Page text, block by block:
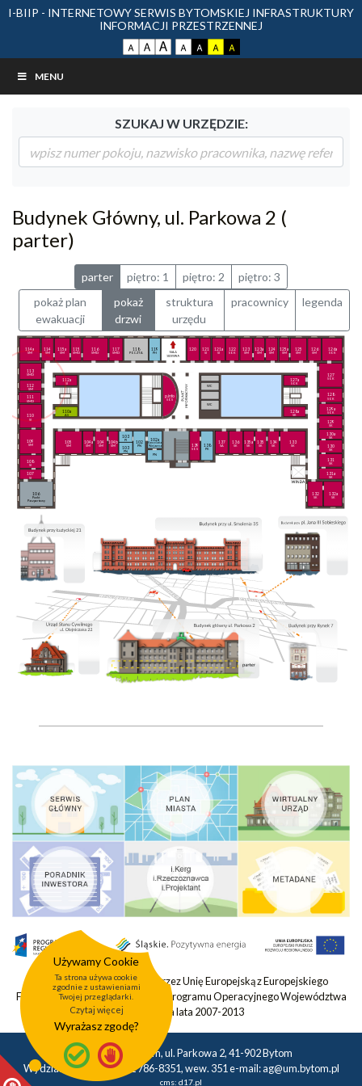
I-BIIP - INTERNETOWY SERWIS BYTOMSKIEJ INFRASTRUKTURY
INFORMACJI PRZESTRZENNEJ
MENU
SZUKAJ W URZĘDZIE:
Budynek Główny, ul. Parkowa 2 (
parter)
parter piętro: 1 piętro: 2
piętro: 3
pokaż plan
ewakuacji
pokaż
drzwi
struktura
urzędu
pracownicy legenda
PN
WC
WC
102
PN
102a
Kancelaria
Niejawna
103
PI
103
PN
104
SM
104a
SM
104b
SM
105
SM
106
Punkt
Paszportowy
107
SI
108
SI
109
SM
110
SI
110a
AS
111
SMD
112a
SI
113
SMD
114
SM
114a
SM
115
SMD
115a
SM
116
SMD
117
SMD
118
POCZTA
119
PH
120 121
SI
121a
SI
122
SOK
123
SM
123a
SM
124
SM
125
SM
125a
SM
126
SM
126a
SOK
127
SOK
127a
SOK
128
SOK
128a
SK
129
SK
129a
SOK
130
SK
130a
SK
131
SK
131a
SK
132
SK
132a
SK
133
SK
134
SK
135
SK
135a
SK
136
SK
137
SA
138
PK
139
SOS
7 - 12
sala sesyjna
p.info
SOS
112
SM
Projekt współfinansowany przez Unię Europejską z Europejskiego
Funduszu Rozwoju Regionalnego Programu Operacyjnego Województwa
Śląskiego na lata 2007-2013
Urząd Miasta Bytom, ul. Parkowa 2, 41-902 Bytom
Wydział Geodezji tel.: 32 786-8351, wew. 351 e-mail:ag@um.bytom.pl
cms: d17.pl
Używamy Cookie
Ta strona używa cookie
zgodnie z ustawieniami
Twojej przeglądarki.
Czytaj więcej
Wyrażasz zgodę?